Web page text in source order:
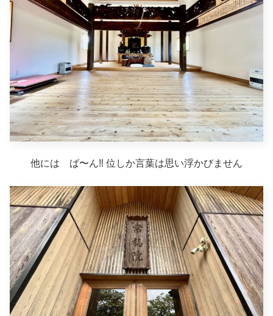
他には ば〜ん‼︎ 位しか言葉は思い浮かびません